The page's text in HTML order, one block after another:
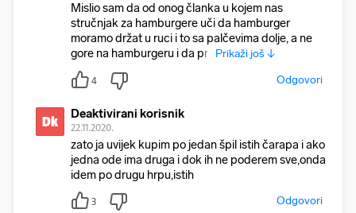
Mislio sam da od onog članka u kojem nas
stručnjak za hamburgere uči da hamburger
moramo držat u ruci i to sa palčevima dolje, a ne
gore na hamburgeru i da prij Prikaži još ↓
4 Odgovori
Dk Deaktivirani korisnik
22.11.2020.
zato ja uvijek kupim po jedan špil istih čarapa i ako
jedna ode ima druga i dok ih ne poderem sve,onda
idem po drugu hrpu,istih
3 Odgovori